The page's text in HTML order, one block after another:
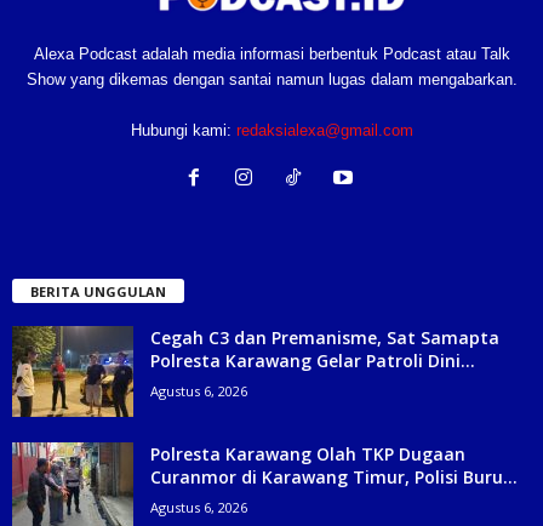
Alexa Podcast adalah media informasi berbentuk Podcast atau Talk
Show yang dikemas dengan santai namun lugas dalam mengabarkan.
Hubungi kami: redaksialexa@gmail.com
BERITA UNGGULAN
Cegah C3 dan Premanisme, Sat Samapta
Polresta Karawang Gelar Patroli Dini...
Agustus 6, 2026
Polresta Karawang Olah TKP Dugaan
Curanmor di Karawang Timur, Polisi Buru...
Agustus 6, 2026